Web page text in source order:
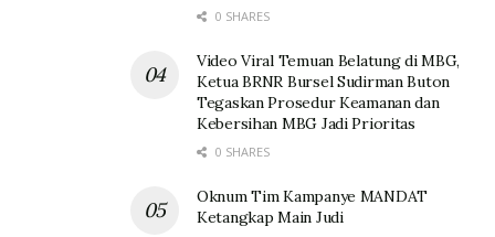
0 SHARES
Video Viral Temuan Belatung di MBG,
Ketua BRNR Bursel Sudirman Buton
Tegaskan Prosedur Keamanan dan
Kebersihan MBG Jadi Prioritas
0 SHARES
Oknum Tim Kampanye MANDAT
Ketangkap Main Judi